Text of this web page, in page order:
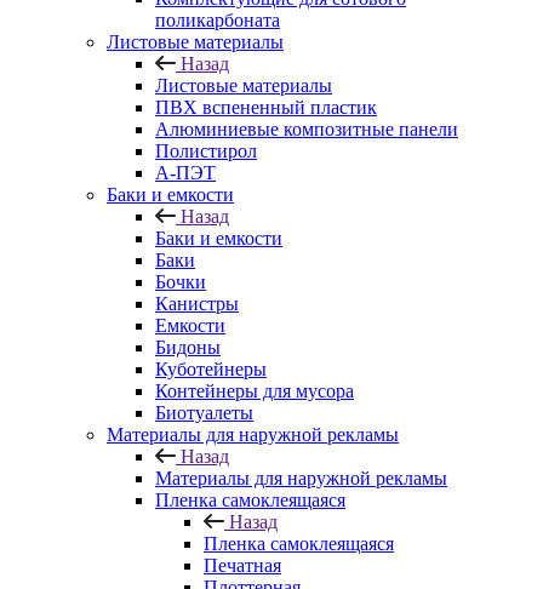
поликарбоната
Листовые материалы
Назад
Листовые материалы
ПВХ вспененный пластик
Алюминиевые композитные панели
Полистирол
А-ПЭТ
Баки и емкости
Назад
Баки и емкости
Баки
Бочки
Канистры
Емкости
Бидоны
Куботейнеры
Контейнеры для мусора
Биотуалеты
Материалы для наружной рекламы
Назад
Материалы для наружной рекламы
Пленка самоклеящаяся
Назад
Пленка самоклеящаяся
Печатная